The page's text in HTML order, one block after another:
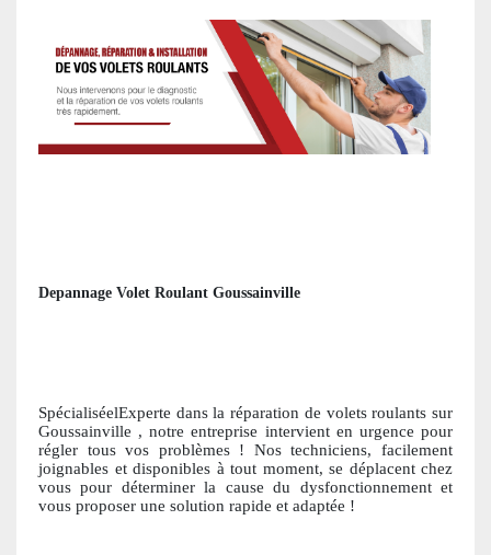
Depannage Volet Roulant Goussainville
SpécialiséelExperte dans la réparation de volets roulants sur
Goussainville , notre entreprise intervient en urgence pour
régler tous vos problèmes ! Nos techniciens, facilement
joignables et disponibles à tout moment, se déplacent chez
vous pour déterminer la cause du dysfonctionnement et
vous proposer une solution rapide et adaptée !